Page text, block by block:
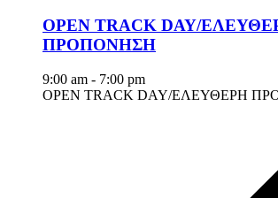
OPEN TRACK DAY/
ΠΡΟΠΟΝΗΣΗ
9:00 am - 7:00 pm
OPEN TRACK DAY/ΕΛΕΥΘΕΡΗ